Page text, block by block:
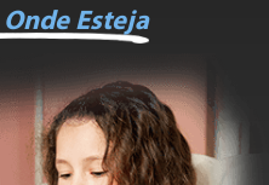
Esteja